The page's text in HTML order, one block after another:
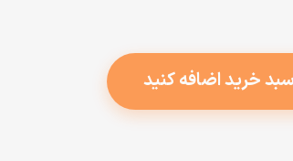
خرید اضافه کنید